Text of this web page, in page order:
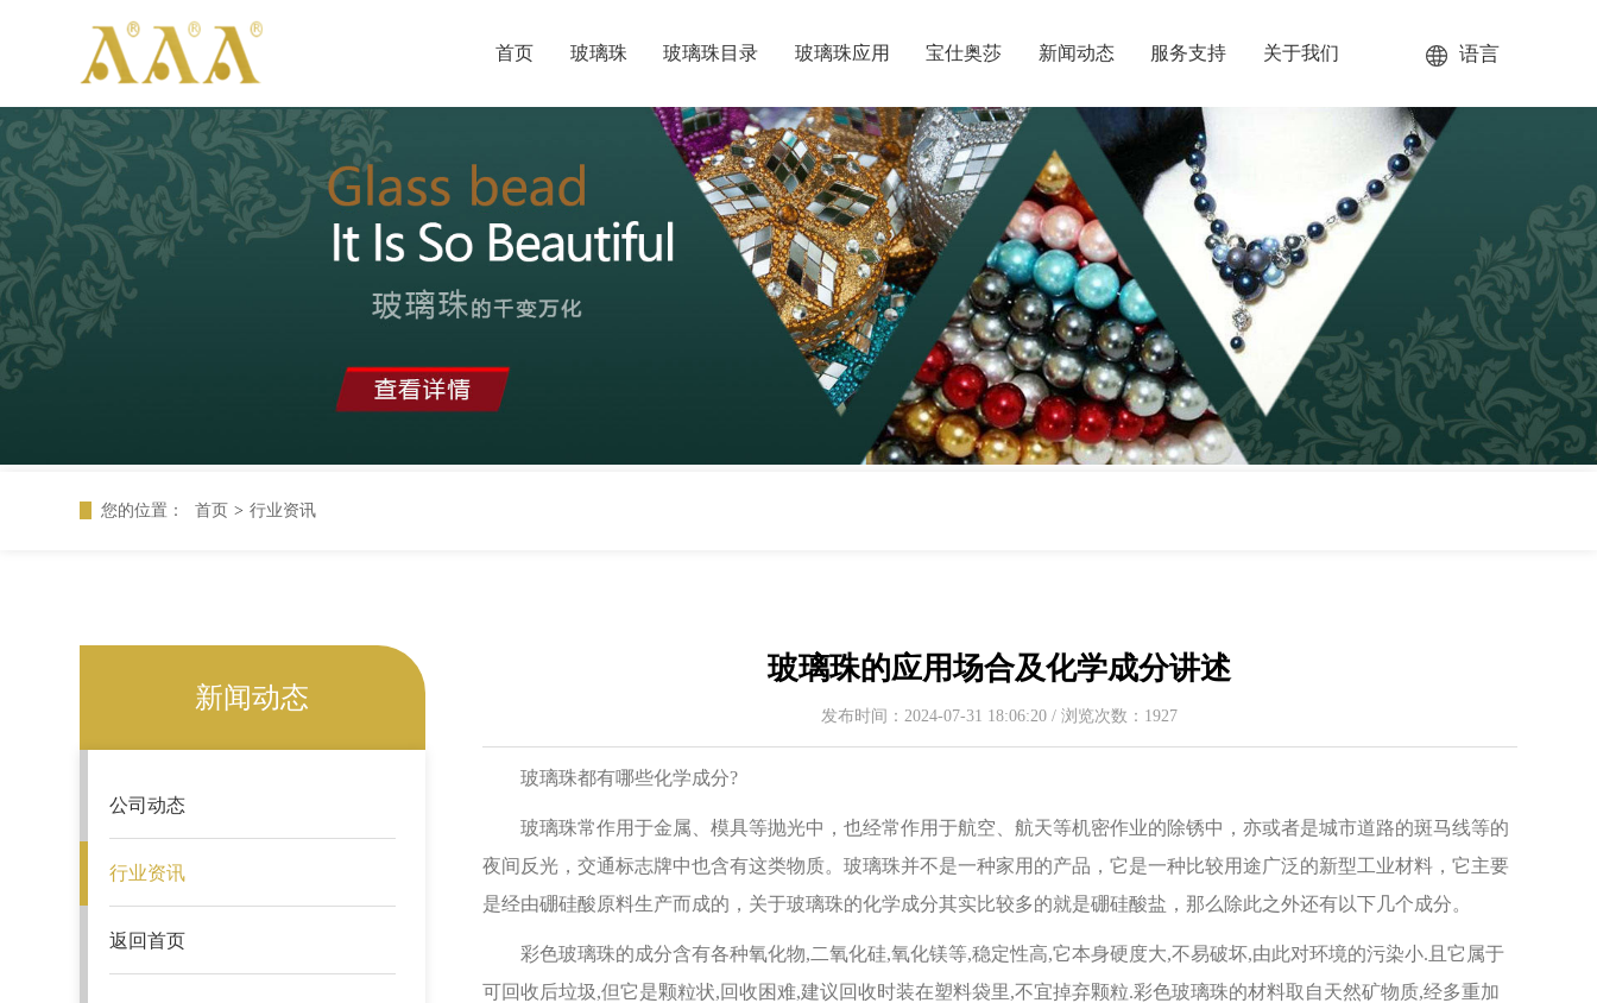
首页 玻璃珠 玻璃珠目录 玻璃珠应用 宝仕奥莎 新闻动态 服务支持 关于我们 语言
您的位置： 首页 > 行业资讯
新闻动态
公司动态
行业资讯
返回首页
玻璃珠的应用场合及化学成分讲述
发布时间：2024-07-31 18:06:20 / 浏览次数：1927
玻璃珠都有哪些化学成分?
玻璃珠常作用于金属、模具等抛光中，也经常作用于航空、航天等机密作业的除锈中，亦或者是城市道路的斑马线等的
夜间反光，交通标志牌中也含有这类物质。玻璃珠并不是一种家用的产品，它是一种比较用途广泛的新型工业材料，它主要
是‍‍经由硼硅酸原料生产而成的，‍‍关于玻璃珠的化学成分其实‍‍比较多的就是硼硅酸盐，那么除此之外还有以下几个成分。
彩色玻璃珠的成分含有各种氧化物,二氧化硅,氧化镁等,稳定性高,它本身硬度大,不易破坏,由此对环境的污染小.且它属于
可回收后垃圾,但它是颗粒状,回收困难,建议回收时装在塑料袋里,不宜掉弃颗粒.彩色玻璃珠的材料取自天然矿物质,经多重加